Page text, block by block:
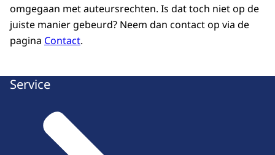
omgegaan met auteursrechten. Is dat toch niet op de
juiste manier gebeurd? Neem dan contact op via de
pagina Contact.
Service